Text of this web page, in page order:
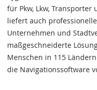
für Pkw, Lkw,
liefert auch
Unternehmen und
maßgeschneiderte
Menschen in 115
die Navigationssoftware